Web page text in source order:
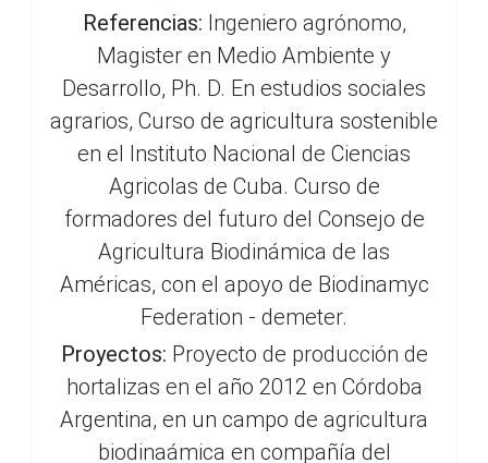
Referencias: Ingeniero agrónomo,
Magister en Medio Ambiente y
Desarrollo, Ph. D. En estudios sociales
agrarios, Curso de agricultura sostenible
en el Instituto Nacional de Ciencias
Agricolas de Cuba. Curso de
formadores del futuro del Consejo de
Agricultura Biodinámica de las
Américas, con el apoyo de Biodinamyc
Federation - demeter.
Proyectos: Proyecto de producción de
hortalizas en el año 2012 en Córdoba
Argentina, en un campo de agricultura
biodinaámica en compañía del